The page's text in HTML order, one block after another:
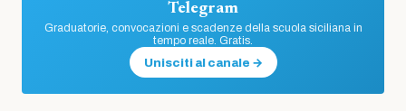
Telegram
Graduatorie, convocazioni e scadenze della scuola siciliana in
tempo reale. Gratis.
Unisciti al canale →